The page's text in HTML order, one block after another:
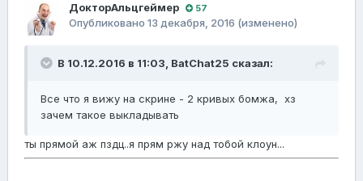
ДокторАльцгеймер 57
Опубликовано 13 декабря, 2016 (изменено)
В 10.12.2016 в 11:03, BatChat25 сказал:
Все что я вижу на скрине - 2 кривых бомжа, хз
зачем такое выкладывать
ты прямой аж пздц..я прям ржу над тобой клоун...